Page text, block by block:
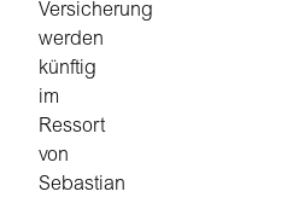
Versicherung
werden
künftig
im
Ressort
von
Sebastian